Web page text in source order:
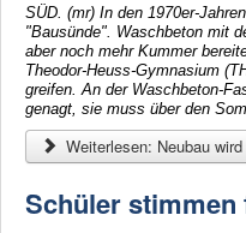
SÜD. (mr) In den 1970er-
"Bausünde". Waschbeton mit
aber noch mehr Kummer
Theodor-Heuss-Gymnasium
greifen. An der Waschbeton-
genagt, sie muss über den
Weiterlesen: Neubau
Schüler stimmen